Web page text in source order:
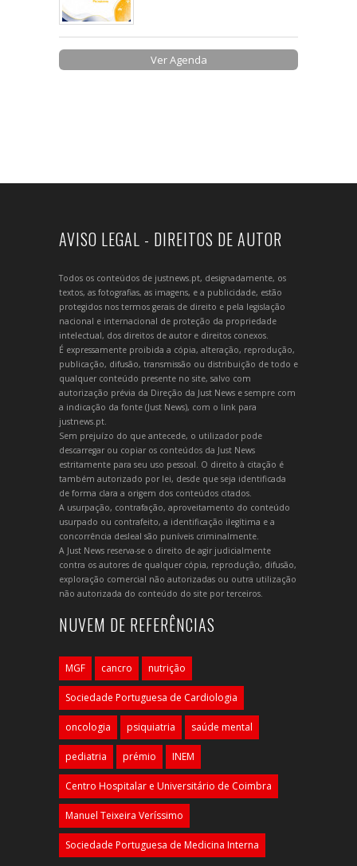
Ver Agenda
AVISO LEGAL - DIREITOS DE AUTOR
Todos os conteúdos de justnews.pt, designadamente, os
textos, as fotografias, as imagens, e a publicidade, estão
protegidos nos termos gerais de direito e pela legislação
nacional e internacional de proteção da propriedade
intelectual, dos direitos de autor e direitos conexos.
É expressamente proibida a cópia, alteração, reprodução,
publicação, difusão, transmissão ou distribuição de todo e
qualquer conteúdo presente no site, salvo com
autorização prévia da Direção da Just News e sempre com
a indicação da fonte (Just News), com o link para
justnews.pt.
Sem prejuízo do que antecede, o utilizador pode
descarregar ou copiar os conteúdos da Just News
estritamente para seu uso pessoal. O direito à citação é
também autorizado por lei, desde que seja identificada
de forma clara a origem dos conteúdos citados.
A usurpação, contrafação, aproveitamento do conteúdo
usurpado ou contrafeito, a identificação ilegítima e a
concorrência desleal são puníveis criminalmente.
A Just News reserva-se o direito de agir judicialmente
contra os autores de qualquer cópia, reprodução, difusão,
exploração comercial não autorizadas ou outra utilização
não autorizada do conteúdo do site por terceiros.
NUVEM DE REFERÊNCIAS
MGF cancro nutrição
Sociedade Portuguesa de Cardiologia
oncologia psiquiatria saúde mental
pediatria prémio INEM
Centro Hospitalar e Universitário de Coimbra
Manuel Teixeira Veríssimo
Sociedade Portuguesa de Medicina Interna